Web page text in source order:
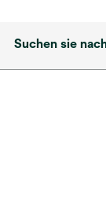
Suchen sie